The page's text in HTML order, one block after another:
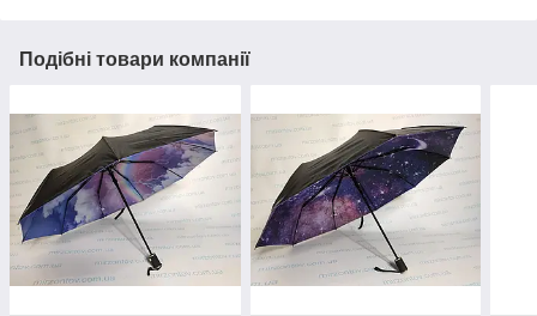
Подібні товари компанії